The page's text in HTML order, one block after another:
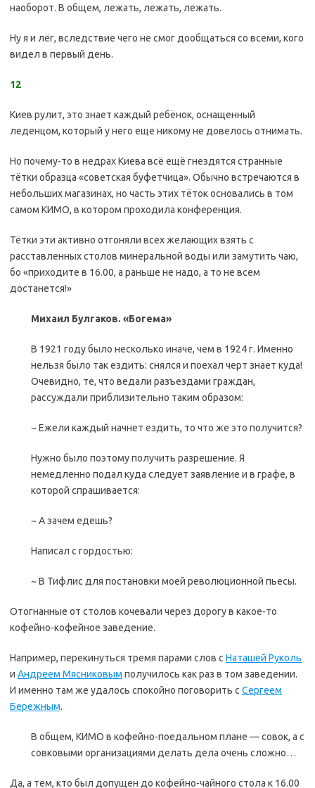
наоборот. В общем, лежать, лежать, лежать.
Ну я и лёг, вследствие чего не смог дообщаться со всеми, кого
видел в первый день.
12
Киев рулит, это знает каждый ребёнок, оснащенный
леденцом, который у него еще никому не довелось отнимать.
Но почему-то в недрах Киева всё ещё гнездятся странные
тётки образца «советская буфетчица». Обычно встречаются в
небольших магазинах, но часть этих тёток основались в том
самом КИМО, в котором проходила конференция.
Тётки эти активно отгоняли всех желающих взять с
расставленных столов минеральной воды или замутить чаю,
бо «приходите в 16.00, а раньше не надо, а то не всем
достанется!»
Михаил Булгаков. «Богема»
В 1921 году было несколько иначе, чем в 1924 г. Именно
нельзя было так ездить: снялся и поехал черт знает куда!
Очевидно, те, что ведали разъездами граждан,
рассуждали приблизительно таким образом:
~ Ежели каждый начнет ездить, то что же это получится?
Нужно было поэтому получить разрешение. Я
немедленно подал куда следует заявление и в графе, в
которой спрашивается:
~ А зачем едешь?
Написал с гордостью:
~ В Тифлис для постановки моей революционной пьесы.
Отогнанные от столов кочевали через дорогу в какое-то
кофейно-кофейное заведение.
Например, перекинуться тремя парами слов с Наташей Руколь
и Андреем Мясниковым получилось как раз в том заведении.
И именно там же удалось спокойно поговорить с Сергеем
Бережным.
В общем, КИМО в кофейно-поедальном плане — совок, а с
совковыми организациями делать дела очень сложно…
Да, а тем, кто был допущен до кофейно-чайного стола к 16.00